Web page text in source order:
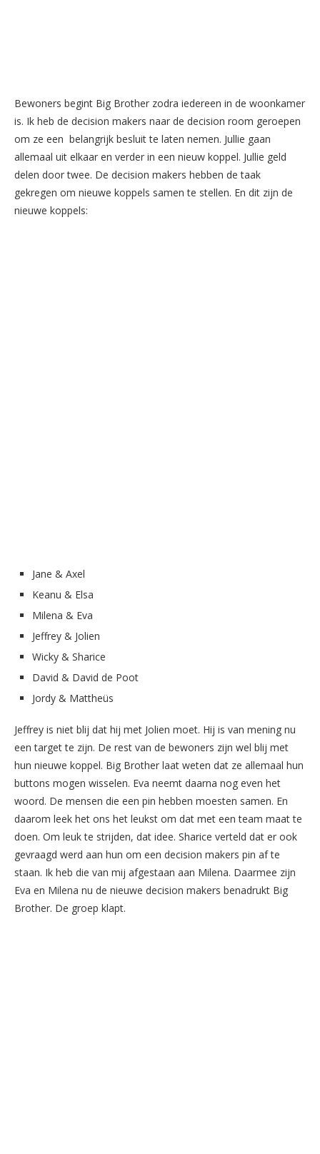
Bewoners begint Big Brother zodra iedereen in de woonkamer
is. Ik heb de decision makers naar de decision room geroepen
om ze een belangrijk besluit te laten nemen. Jullie gaan
allemaal uit elkaar en verder in een nieuw koppel. Jullie geld
delen door twee. De decision makers hebben de taak
gekregen om nieuwe koppels samen te stellen. En dit zijn de
nieuwe koppels:
Jane & Axel
Keanu & Elsa
Milena & Eva
Jeffrey & Jolien
Wicky & Sharice
David & David de Poot
Jordy & Mattheüs
Jeffrey is niet blij dat hij met Jolien moet. Hij is van mening nu
een target te zijn. De rest van de bewoners zijn wel blij met
hun nieuwe koppel. Big Brother laat weten dat ze allemaal hun
buttons mogen wisselen. Eva neemt daarna nog even het
woord. De mensen die een pin hebben moesten samen. En
daarom leek het ons het leukst om dat met een team maat te
doen. Om leuk te strijden, dat idee. Sharice verteld dat er ook
gevraagd werd aan hun om een decision makers pin af te
staan. Ik heb die van mij afgestaan aan Milena. Daarmee zijn
Eva en Milena nu de nieuwe decision makers benadrukt Big
Brother. De groep klapt.